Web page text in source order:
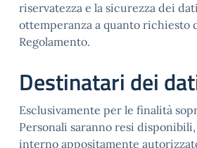
riservatezza e la sicurezza dei
ottemperanza a quanto richiesto
Regolamento.
Destinatari dei
Esclusivamente per le finalità
Personali saranno resi
interno appositamente